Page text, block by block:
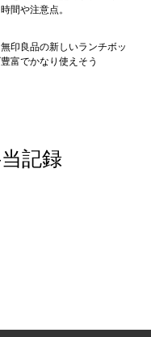
間や注意点。
無印良品の新しいランチボッ
富でかなり使えそう
記録